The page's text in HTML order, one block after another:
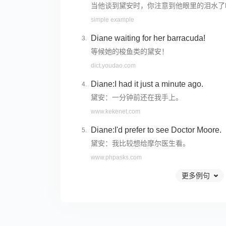
当他谈到黛安时，你注意到他眼里的泪水
simple example
Diane waiting for her barracuda!
等候她的梭鱼类的黛安！
dict.youdao.com
Diane:I had it just a minute ago.
黛安：一分钟前还在我手上。
www.kekenet.com
Diane:I'd prefer to see Doctor Moore.
黛安：我比较想给摩尔医生看。
www.phpasks.com
更多例句